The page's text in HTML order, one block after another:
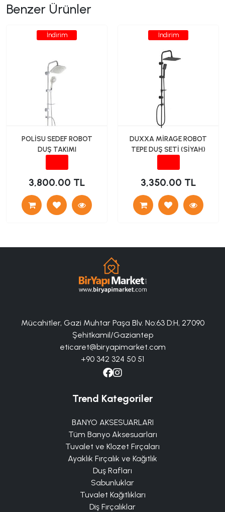
Benzer Ürünler
İndirim
POLİSU SEDEF ROBOT
DUŞ TAKIMI
3,800.00 TL
İndirim
DUXXA MİRAGE ROBOT
TEPE DUŞ SETİ (SİYAH)
3,350.00 TL
Mücahitler, Gazi Muhtar Paşa Blv. No:63 D:H, 27090
Şehitkamil/Gaziantep
eticaret@biryapimarket.com
+90 342 324 50 51
Trend Kategoriler
BANYO AKSESUARLARI
Tüm Banyo Aksesuarları
Tuvalet ve Klozet Fırçaları
Ayaklık Fırçalık ve Kağıtlık
Duş Rafları
Sabunluklar
Tuvalet Kağıtlıkları
Diş Fırçalıklar